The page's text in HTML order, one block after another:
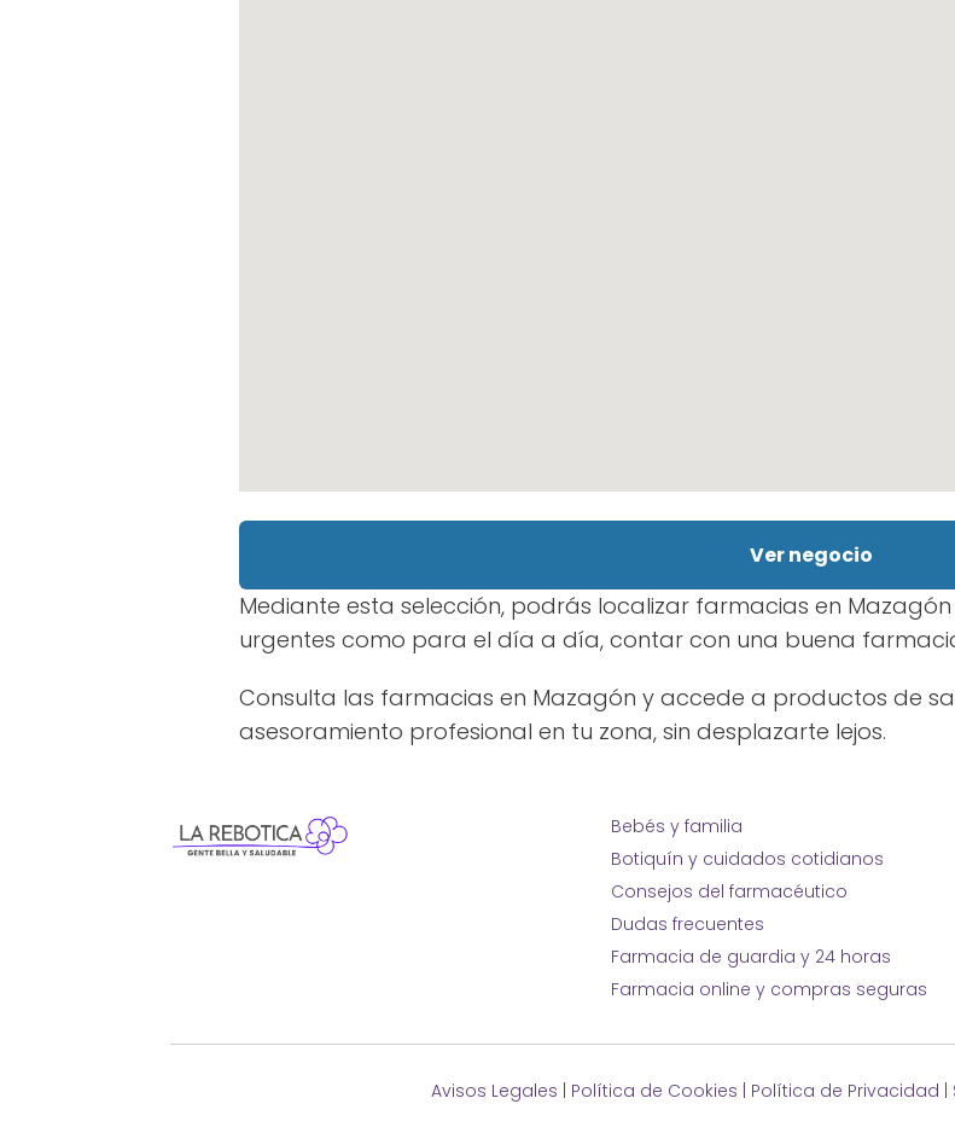
Ver negocio
Mediante esta selección, podrás localizar farmacias en
urgentes como para el día a día, contar con una buena
Consulta las farmacias en Mazagón y accede a productos de
asesoramiento profesional en tu zona, sin desplazarte lejos.
Bebés y familia
Botiquín y cuidados cotidianos
Consejos del farmacéutico
Dudas frecuentes
Farmacia de guardia y 24 horas
Farmacia online y compras seguras
Avisos Legales Política de Cookies Política de Privacidad